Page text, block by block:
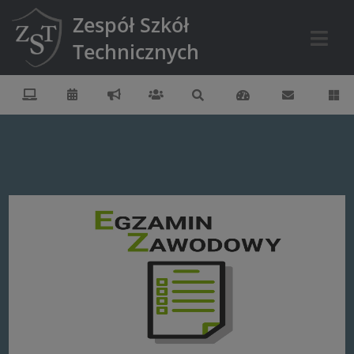
Zespół Szkół
Technicznych